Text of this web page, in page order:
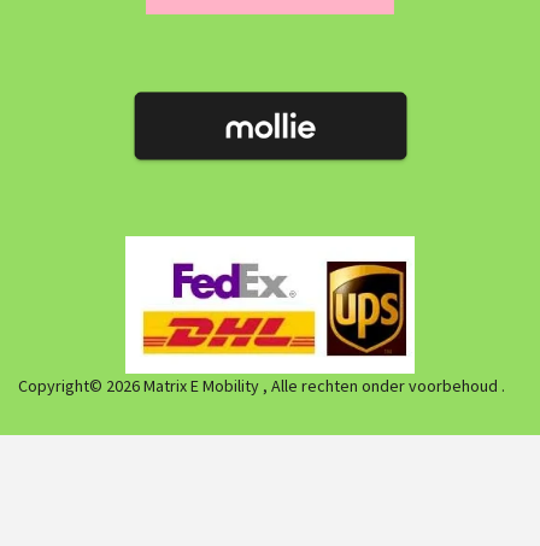
Copyright© 2026 Matrix E Mobility , Alle rechten onder voorbehoud .